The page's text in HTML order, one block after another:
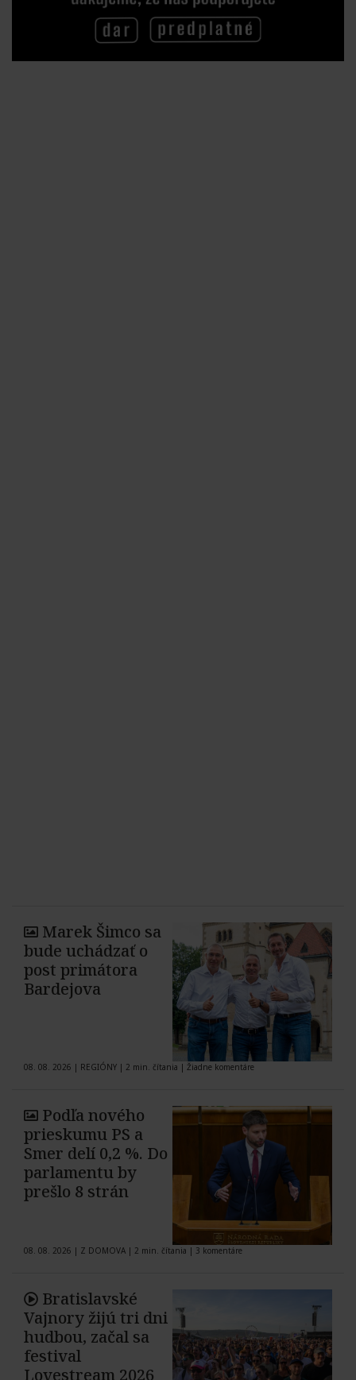
Marek Šimco sa
bude uchádzať o
post primátora
Bardejova
08. 08. 2026 | REGIÓNY | 2 min. čítania | Žiadne komentáre
Podľa nového
prieskumu PS a
Smer delí 0,2 %. Do
parlamentu by
prešlo 8 strán
08. 08. 2026 | Z DOMOVA | 2 min. čítania | 3 komentáre
Bratislavské
Vajnory žijú tri dni
hudbou, začal sa
festival
Lovestream 2026